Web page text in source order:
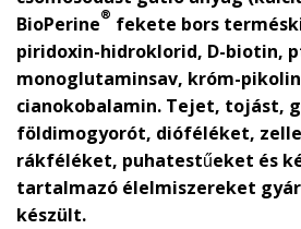
BioPerine® fekete bors
piridoxin-hidroklorid, D-biotin,
monoglutaminsav, króm-
cianokobalamin. Tejet, tojást,
földimogyorót, dióféléket,
rákféléket, puhatestűeket és
tartalmazó élelmiszereket
készült.